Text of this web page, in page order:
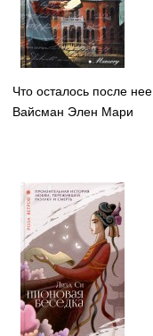
Что осталось после нее
Вайсман Элен Мари